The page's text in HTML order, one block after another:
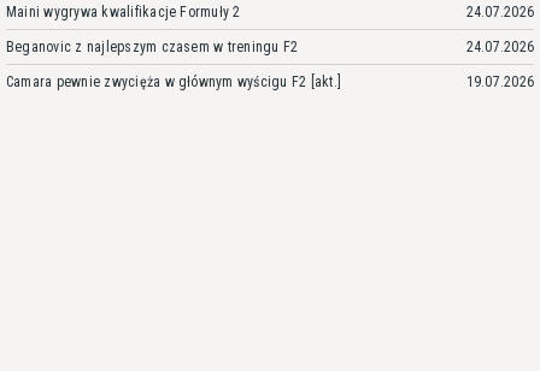
Maini wygrywa kwalifikacje Formuły 2 24.07.2026
Beganovic z najlepszym czasem w treningu F2 24.07.2026
Camara pewnie zwycięża w głównym wyścigu F2 [akt.] 19.07.2026